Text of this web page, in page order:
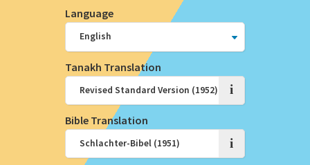
Language
Tanakh Translation
i
Bible Translation
i